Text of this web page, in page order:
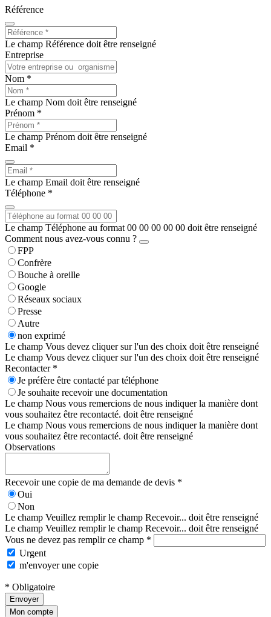
Référence
Le champ Référence doit être renseigné
Entreprise
Nom *
Le champ Nom doit être renseigné
Prénom *
Le champ Prénom doit être renseigné
Email *
Le champ Email doit être renseigné
Téléphone *
Le champ Téléphone au format 00 00 00 00 00 doit être renseigné
Comment nous avez-vous connu ?
FPP
Confrère
Bouche à oreille
Google
Réseaux sociaux
Presse
Autre
non exprimé
Le champ Vous devez cliquer sur l'un des choix doit être renseigné
Le champ Vous devez cliquer sur l'un des choix doit être renseigné
Recontacter *
Je préfère être contacté par téléphone
Je souhaite recevoir une documentation
Le champ Nous vous remercions de nous indiquer la manière dont
vous souhaitez être recontacté. doit être renseigné
Le champ Nous vous remercions de nous indiquer la manière dont
vous souhaitez être recontacté. doit être renseigné
Observations
Recevoir une copie de ma demande de devis *
Oui
Non
Le champ Veuillez remplir le champ Recevoir... doit être renseigné
Le champ Veuillez remplir le champ Recevoir... doit être renseigné
Vous ne devez pas remplir ce champ *
Urgent
m'envoyer une copie
* Obligatoire
Envoyer
Mon compte